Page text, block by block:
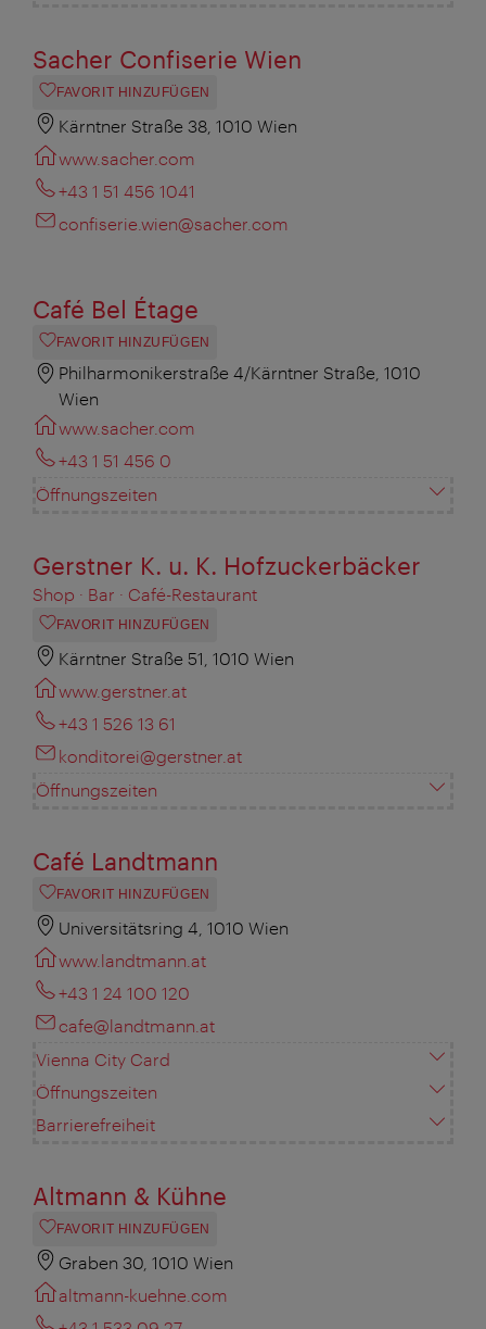
Sacher Confiserie Wien
FAVORIT HINZUFÜGEN
Kärntner Straße 38, 1010 Wien
www.sacher.com
+43 1 51 456 1041
confiserie.wien@sacher.com
Café Bel Étage
FAVORIT HINZUFÜGEN
Philharmonikerstraße 4/Kärntner Straße, 1010
Wien
www.sacher.com
+43 1 51 456 0
Öffnungszeiten
Gerstner K. u. K. Hofzuckerbäcker
Shop · Bar · Café-Restaurant
FAVORIT HINZUFÜGEN
Kärntner Straße 51, 1010 Wien
www.gerstner.at
+43 1 526 13 61
konditorei@gerstner.at
Öffnungszeiten
Café Landtmann
FAVORIT HINZUFÜGEN
Universitätsring 4, 1010 Wien
www.landtmann.at
+43 1 24 100 120
cafe@landtmann.at
Vienna City Card
Öffnungszeiten
Barrierefreiheit
Altmann & Kühne
FAVORIT HINZUFÜGEN
Graben 30, 1010 Wien
altmann-kuehne.com